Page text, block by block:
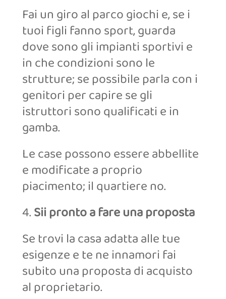
Fai un giro al parco giochi e, se i
tuoi figli fanno sport, guarda
dove sono gli impianti sportivi e
in che condizioni sono le
strutture; se possibile parla con i
genitori per capire se gli
istruttori sono qualificati e in
gamba.
Le case possono essere abbellite
e modificate a proprio
piacimento; il quartiere no.
4.Sii pronto a fare una proposta
Se trovi la casa adatta alle tue
esigenze e te ne innamori fai
subito una proposta di acquisto
al proprietario.